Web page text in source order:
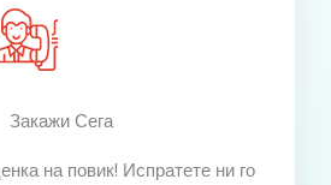
Закажи Сега
на повик! Испратете ни го